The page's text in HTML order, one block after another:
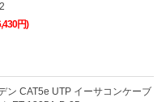
円)
ン CAT5e UTP イーサコンケーブ